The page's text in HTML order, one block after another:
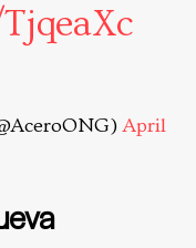
April